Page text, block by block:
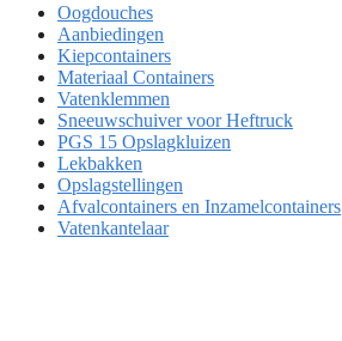
Oogdouches
Aanbiedingen
Kiepcontainers
Materiaal Containers
Vatenklemmen
Sneeuwschuiver voor Heftruck
PGS 15 Opslagkluizen
Lekbakken
Opslagstellingen
Afvalcontainers en Inzamelcontainers
Vatenkantelaar